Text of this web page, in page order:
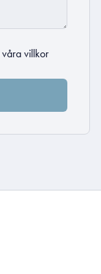
våra villkor